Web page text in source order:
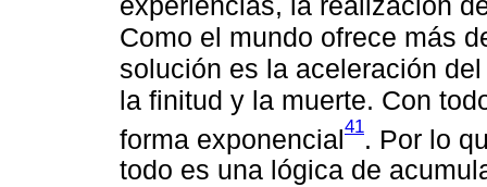
Como el mundo ofrece más
solución es la aceleración
la finitud y la muerte. Con
forma exponencial41. Por lo
todo es una lógica de